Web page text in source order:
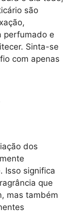
são
perfumado e
Sinta-se
com apenas
dos
Isso significa
que
mas também